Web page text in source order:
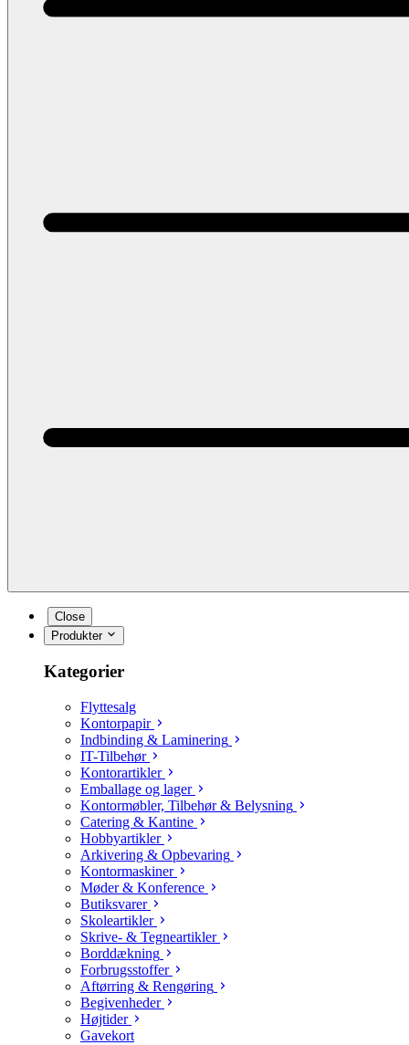
Close
Produkter
Kategorier
Flyttesalg
Kontorpapir
Indbinding & Laminering
IT-Tilbehør
Kontorartikler
Emballage og lager
Kontormøbler, Tilbehør & Belysning
Catering & Kantine
Hobbyartikler
Arkivering & Opbevaring
Kontormaskiner
Møder & Konference
Butiksvarer
Skoleartikler
Skrive- & Tegneartikler
Borddækning
Forbrugsstoffer
Aftørring & Rengøring
Begivenheder
Højtider
Gavekort